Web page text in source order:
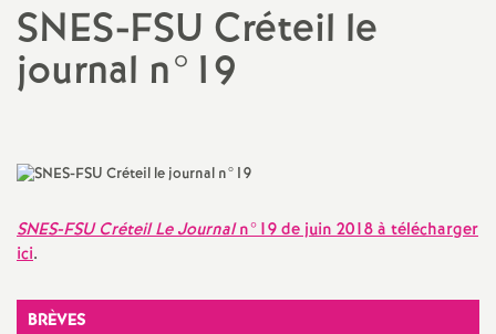
a
a
SNES-FSU Créteil le
journal n°19
SNES-FSUCréteil Le Journaln°19 de juin 2018 à télécharger
ici.
BRÈVES